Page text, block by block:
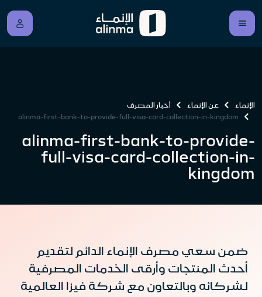
الإنماء عن الإنماء
أخبار المصرف
alinma-first-bank-to-provide-full-visa-card-collection-in-kingdom
alinma-first-bank-to-provide-
full-visa-card-collection-in-
kingdom
ضمن سعي مصرف الإنماء الدائم لتقديم
أحدث المنتجات وأرقى الخدمات المصرفية
لشركائه وبالتعاون مع شركة فيزا العالمية